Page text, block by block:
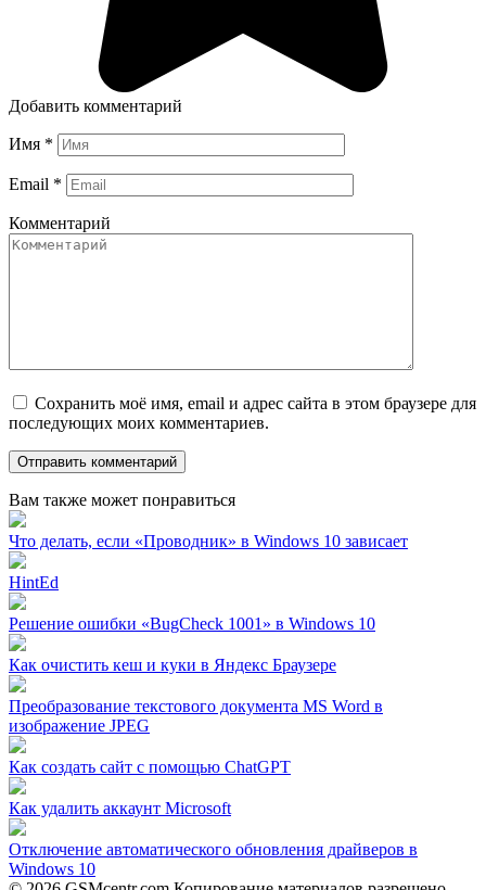
Добавить комментарий
Имя *
Email *
Комментарий
Сохранить моё имя, email и адрес сайта в этом браузере для
последующих моих комментариев.
Вам также может понравиться
Что делать, если «Проводник» в Windows 10 зависает
HintEd
Решение ошибки «BugCheck 1001» в Windows 10
Как очистить кеш и куки в Яндекс Браузере
Преобразование текстового документа MS Word в
изображение JPEG
Как создать сайт с помощью ChatGPT
Как удалить аккаунт Microsoft
Отключение автоматического обновления драйверов в
Windows 10